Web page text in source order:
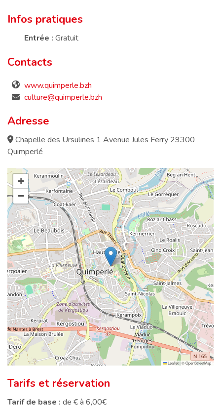
Infos pratiques
Entrée :Gratuit
Contacts
www.quimperle.bzh
culture@quimperle.bzh
Adresse
Chapelle des Ursulines 1 Avenue Jules Ferry 29300
Quimperlé
+
−
Leaflet|©OpenStreetMap
Tarifs et réservation
Tarif de base : de € à 6,00€